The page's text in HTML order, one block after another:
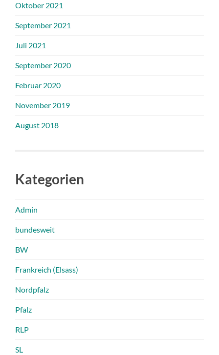
Oktober 2021
September 2021
Juli 2021
September 2020
Februar 2020
November 2019
August 2018
Kategorien
Admin
bundesweit
BW
Frankreich (Elsass)
Nordpfalz
Pfalz
RLP
SL